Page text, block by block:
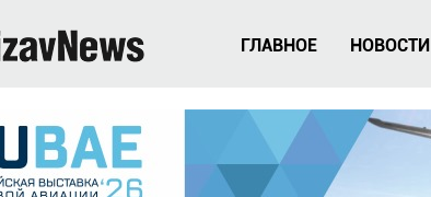
ГЛАВНОЕ НОВОСТИ